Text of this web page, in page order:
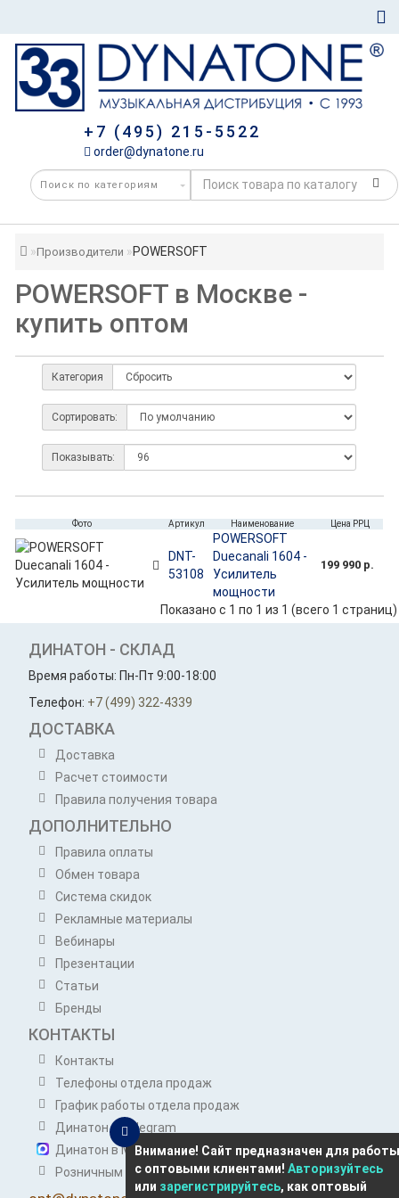
+7 (495) 215-5522
order@dynatone.ru
Производители POWERSOFT
POWERSOFT в Москве -
купить оптом
Категория
Сортировать:
Показывать:
Фото Артикул Наименование Цена РРЦ
DNT-
53108
POWERSOFT
Duecanali 1604 -
Усилитель
мощности
199 990 р.
Показано с 1 по 1 из 1 (всего 1 страниц)
ДИНАТОН - СКЛАД
Время работы: Пн-Пт 9:00-18:00
Телефон: +7 (499) 322-4339
ДОСТАВКА
Доставка
Расчет стоимости
Правила получения товара
ДОПОЛНИТЕЛЬНО
Правила оплаты
Обмен товара
Система скидок
Рекламные материалы
Вебинары
Презентации
Статьи
Бренды
КОНТАКТЫ
Контакты
Телефоны отдела продаж
График работы отдела продаж
Динатон в Telegram
Динатон в Max
Розничным покупателям
Внимание! Сайт предназначен для работы
с оптовыми клиентами! Авторизуйтесь
или зарегистрируйтесь, как оптовый